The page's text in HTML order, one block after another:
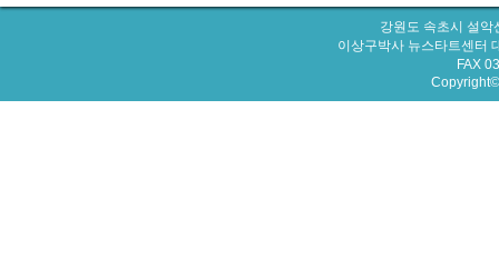
강원도 속초시 설
이상구박사 뉴스타트센터
FAX